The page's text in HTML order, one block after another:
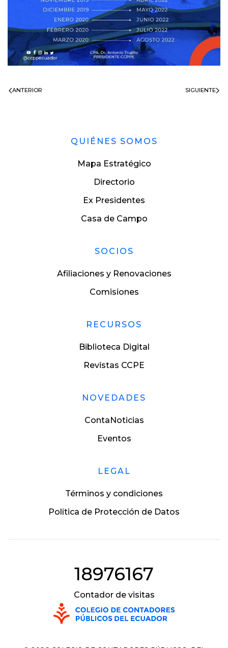
ANTERIOR SIGUIENTE
QUIÉNES SOMOS
Mapa Estratégico
Directorio
Ex Presidentes
Casa de Campo
SOCIOS
Afiliaciones y Renovaciones
Comisiones
RECURSOS
Biblioteca Digital
Revistas CCPE
NOVEDADES
ContaNoticias
Eventos
LEGAL
Términos y condiciones
Política de Protección de Datos
18976167
Contador de visitas